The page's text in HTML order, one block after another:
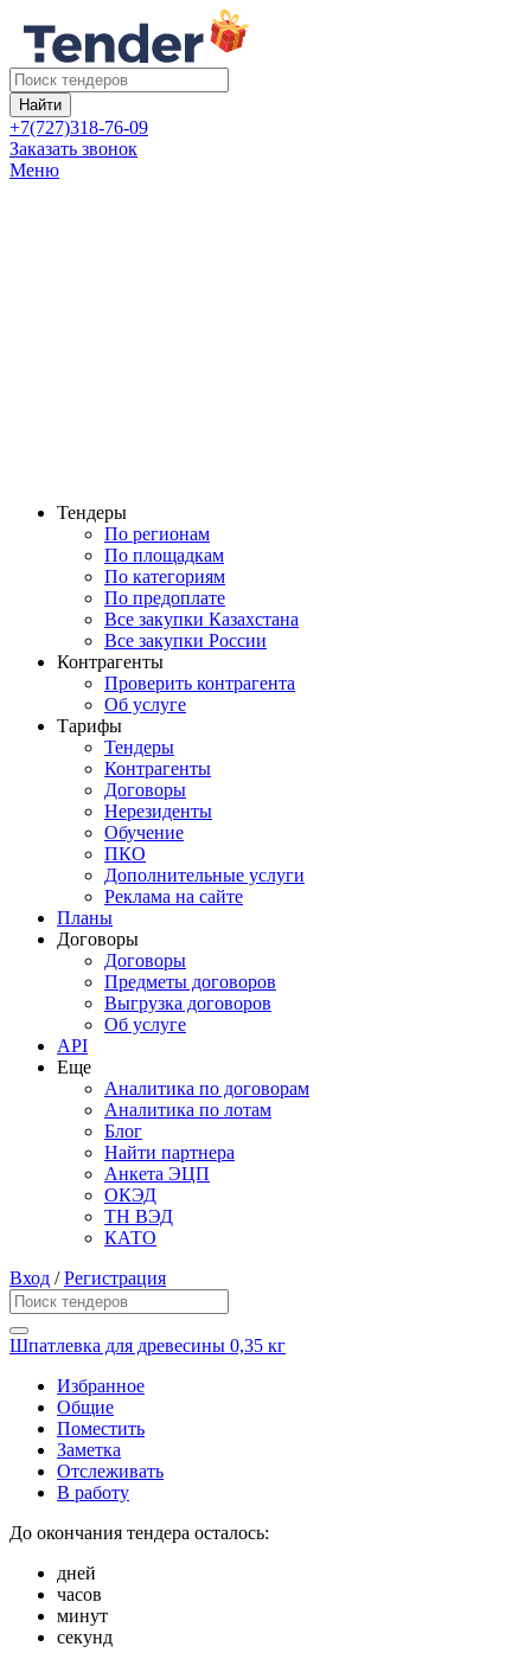
Найти
+7(727)318-76-09
Заказать звонок
Меню
Тендеры
По регионам
По площадкам
По категориям
По предоплате
Все закупки Казахстана
Все закупки России
Контрагенты
Проверить контрагента
Об услуге
Тарифы
Тендеры
Контрагенты
Договоры
Нерезиденты
Обучение
ПКО
Дополнительные услуги
Реклама на сайте
Планы
Договоры
Договоры
Предметы договоров
Выгрузка договоров
Об услуге
API
Еще
Аналитика по договорам
Аналитика по лотам
Блог
Найти партнера
Анкета ЭЦП
ОКЭД
ТН ВЭД
КАТО
Вход /Регистрация
Шпатлевка для древесины 0,35 кг
Избранное
Общие
Поместить
Заметка
Отслеживать
В работу
До окончания тендера осталось:
дней
часов
минут
секунд